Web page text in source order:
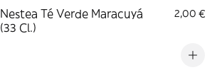
Nestea Té Verde Maracuyá
(33 Cl.)
2,00 €